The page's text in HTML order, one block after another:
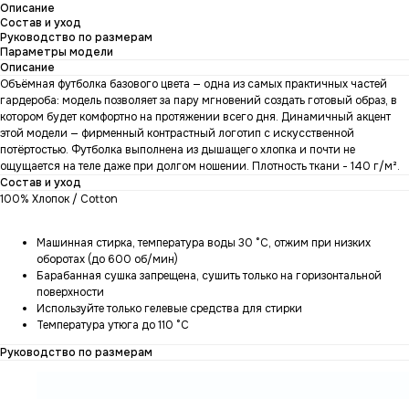
Описание
Состав и уход
Руководство по размерам
Параметры модели
Описание
Объёмная футболка базового цвета — одна из самых практичных частей
гардероба: модель позволяет за пару мгновений создать готовый образ, в
котором будет комфортно на протяжении всего дня. Динамичный акцент
этой модели — фирменный контрастный логотип с искусственной
потёртостью. Футболка выполнена из дышащего хлопка и почти не
ощущается на теле даже при долгом ношении. Плотность ткани - 140 г/м².
Состав и уход
100% Хлопок / Cotton
Машинная стирка, температура воды 30 °C, отжим при низких
оборотах (до 600 об/мин)
Барабанная сушка запрещена, сушить только на горизонтальной
поверхности
Используйте только гелевые средства для стирки
Температура утюга до 110 °C
Руководство по размерам